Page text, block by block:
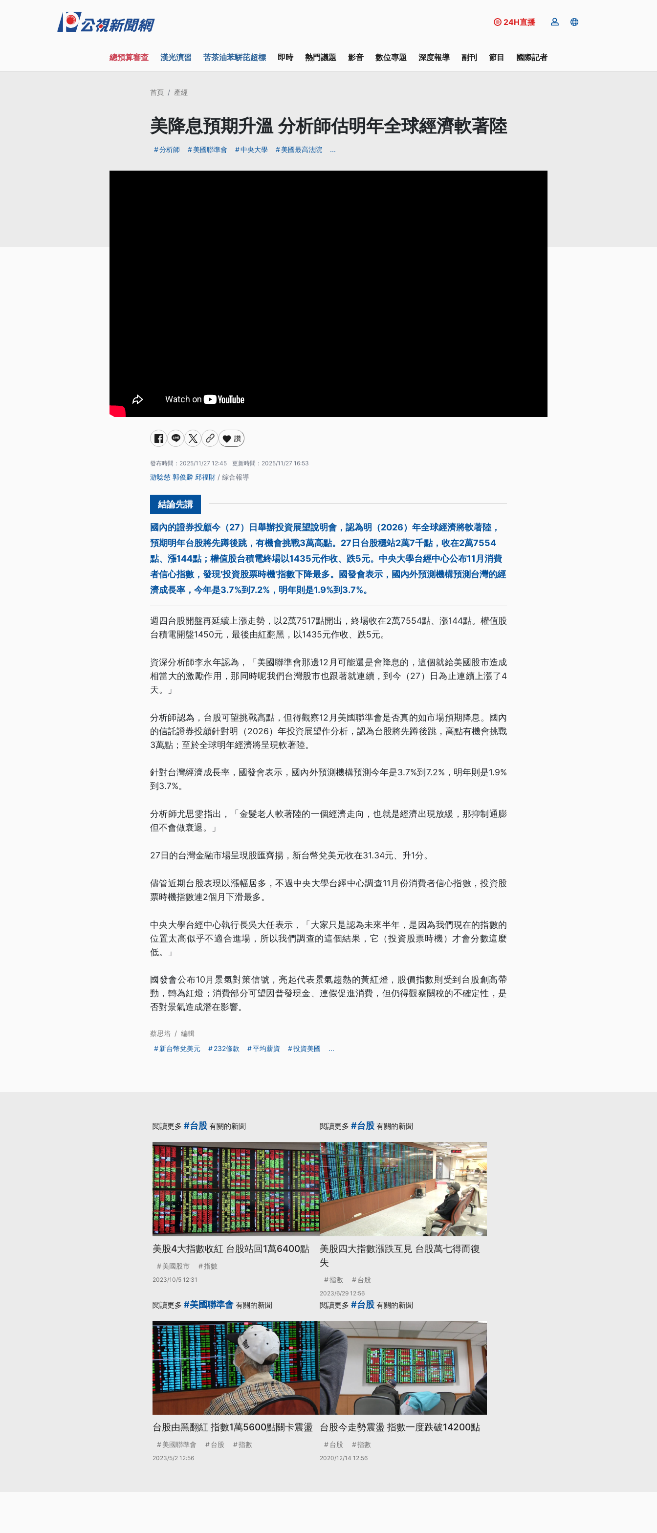
24H直播
總預算審查 漢光演習 苦茶油苯駢芘超標 即時 熱門議題 影音 數位專題 深度報導 副刊 節目 國際記者
首頁 產經
美降息預期升溫 分析師估明年全球經濟軟著陸
分析師 美國聯準會 中央大學 美國最高法院 ...
讚
發布時間： 2025/11/27 12:45 更新時間： 2025/11/27 16:53
游騐慈 郭俊麟 邱福財 / 綜合報導
國內的證券投顧今（27）日舉辦投資展望說明會，認為明（2026）年全球經濟將軟著陸，
預期明年台股將先蹲後跳，有機會挑戰3萬高點。27日台股穩站2萬7千點，收在2萬7554
點、漲144點；權值股台積電終場以1435元作收、跌5元。中央大學台經中心公布11月消費
者信心指數，發現'投資股票時機'指數下降最多。國發會表示，國內外預測機構預測台灣的經
濟成長率，今年是3.7%到7.2%，明年則是1.9%到3.7%。
週四台股開盤再延續上漲走勢，以2萬7517點開出，終場收在2萬7554點、漲144點。權值股
台積電開盤1450元，最後由紅翻黑，以1435元作收、跌5元。
資深分析師李永年認為，「美國聯準會那邊12月可能還是會降息的，這個就給美國股市造成
相當大的激勵作用，那同時呢我們台灣股市也跟著就連續，到今（27）日為止連續上漲了4
天。」
分析師認為，台股可望挑戰高點，但得觀察12月美國聯準會是否真的如市場預期降息。國內
的信託證券投顧針對明（2026）年投資展望作分析，認為台股將先蹲後跳，高點有機會挑戰
3萬點；至於全球明年經濟將呈現軟著陸。
針對台灣經濟成長率，國發會表示，國內外預測機構預測今年是3.7%到7.2%，明年則是1.9%
到3.7%。
分析師尤思雯指出，「金髮老人軟著陸的一個經濟走向，也就是經濟出現放緩，那抑制通膨
但不會做衰退。」
27日的台灣金融市場呈現股匯齊揚，新台幣兌美元收在31.34元、升1分。
儘管近期台股表現以漲幅居多，不過中央大學台經中心調查11月份消費者信心指數，投資股
票時機指數連2個月下滑最多。
中央大學台經中心執行長吳大任表示，「大家只是認為未來半年，是因為我們現在的指數的
位置太高似乎不適合進場，所以我們調查的這個結果，它（投資股票時機）才會分數這麼
低。」
國發會公布10月景氣對策信號，亮起代表景氣趨熱的黃紅燈，股價指數則受到台股創高帶
動，轉為紅燈；消費部分可望因普發現金、連假促進消費，但仍得觀察關稅的不確定性，是
否對景氣造成潛在影響。
蔡思培 / 編輯
新台幣兌美元
232條款 平均薪資 投資美國 ...
閱讀更多 #台股 有關的新聞
美股4大指數收紅 台股站回1萬6400點
美國股市 指數
2023/10/5 12:31
閱讀更多 #台股 有關的新聞
美股四大指數漲跌互見 台股萬七得而復
失
指數 台股
2023/6/29 12:56
閱讀更多 #美國聯準會 有關的新聞
台股由黑翻紅 指數1萬5600點關卡震盪
美國聯準會 台股 指數
2023/5/2 12:56
閱讀更多 #台股 有關的新聞
台股今走勢震盪 指數一度跌破14200點
台股 指數
2020/12/14 12:56